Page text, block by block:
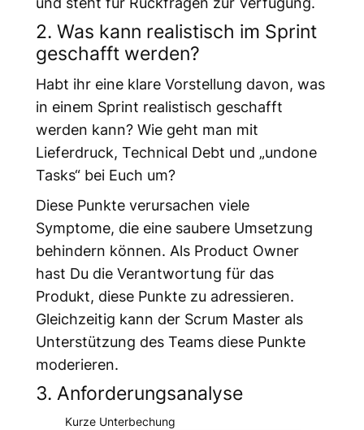
2. Was kann realistisch im Sprint
geschafft werden?
Habt ihr eine klare Vorstellung davon, was
in einem Sprint realistisch geschafft
werden kann? Wie geht man mit
Lieferdruck, Technical Debt und „undone
Tasks“ bei Euch um?
Diese Punkte verursachen viele
Symptome, die eine saubere Umsetzung
behindern können. Als Product Owner
hast Du die Verantwortung für das
Produkt, diese Punkte zu adressieren.
Gleichzeitig kann der Scrum Master als
Unterstützung des Teams diese Punkte
moderieren.
3. Anforderungsanalyse
Kurze Unterbechung